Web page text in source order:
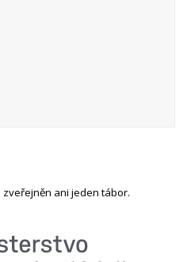
zveřejněn ani jeden tábor.